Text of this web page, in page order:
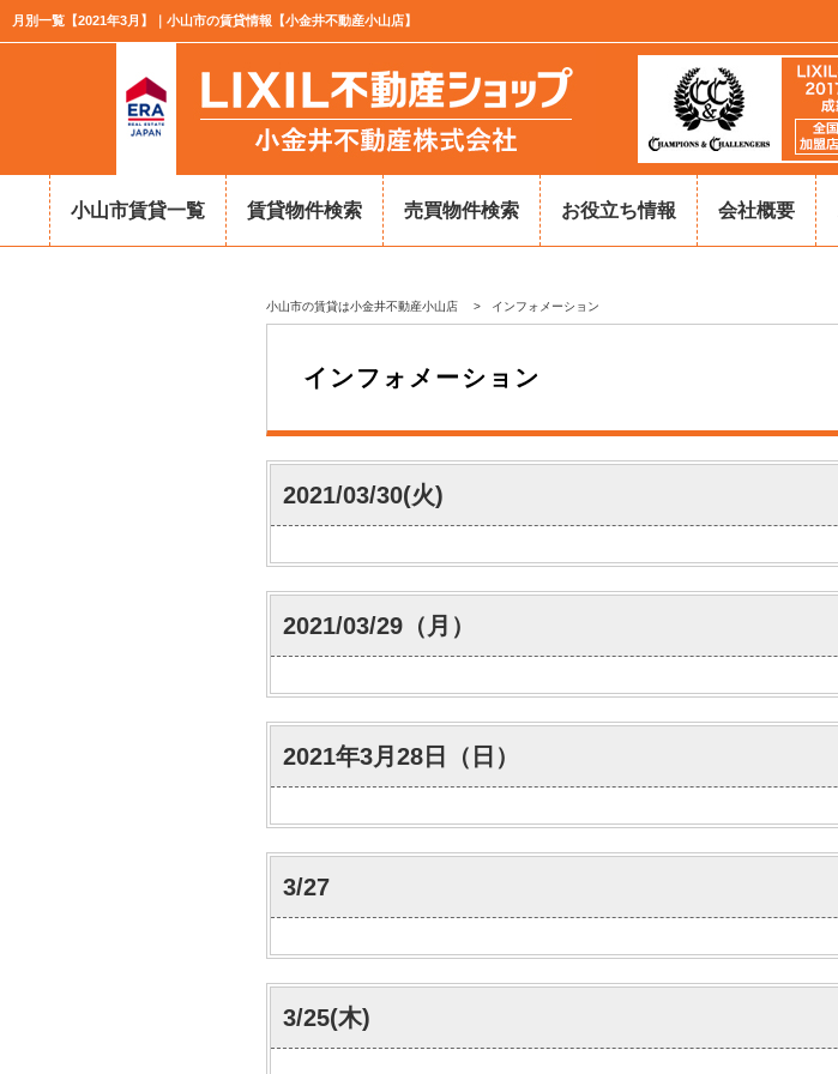
月別一覧【2021年3月】｜小山市の賃貸情報【小金井不動産小山店】
小山市賃貸一覧 賃貸物件検索 売買物件検索 お役立ち情報 会社概要
小山市の賃貸は小金井不動産小山店 > インフォメーション
インフォメーション
2021/03/30(火)
2021/03/29（月）
2021年3月28日（日）
3/27
3/25(木)